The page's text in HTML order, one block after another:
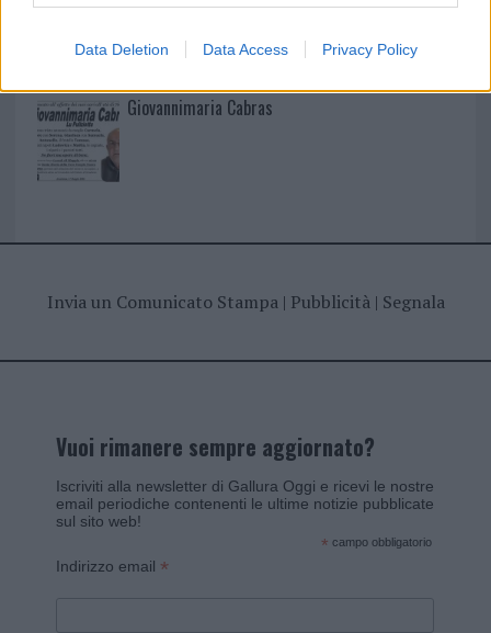
Data Deletion Data Access Privacy Policy
I nostri cari
Giovannimaria Cabras
Invia un Comunicato Stampa| Pubblicità| Segnala
Vuoi rimanere sempre aggiornato?
Iscriviti alla newsletter di Gallura Oggi e ricevi le nostre
email periodiche contenenti le ultime notizie pubblicate
sul sito web!
* campo obbligatorio
Indirizzo email *